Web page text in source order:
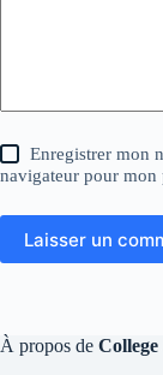
Enregistrer mon
navigateur pour mon
Laisser un
À propos de College